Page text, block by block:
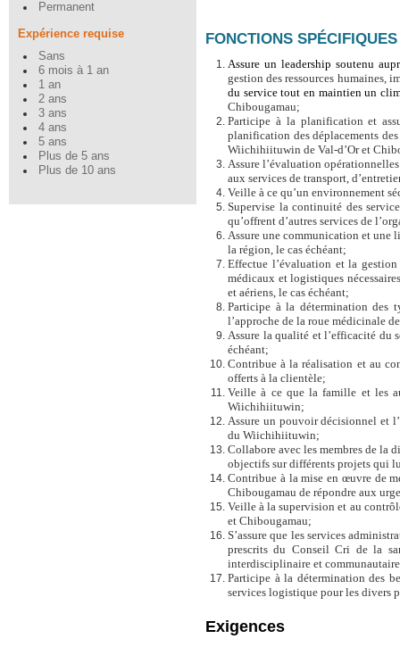
Permanent
Expérience requise
Sans
6 mois à 1 an
1 an
2 ans
3 ans
4 ans
5 ans
Plus de 5 ans
Plus de 10 ans
FONCTIONS SPÉCIFIQUES
Assure un leadership soutenu
gestion des ressources
du service tout en maintien un
Chibougamau;
Participe à la planification et
planification des déplacements
Wiichihiituwin de Val-d’Or et
Assure l’évaluation
aux services de transport,
Veille à ce qu’un environnement
Supervise la continuité des
qu’offrent d’autres services de
Assure une communication et une
la région, le cas échéant;
Effectue l’évaluation et la
médicaux et logistiques
et aériens, le cas échéant;
Participe à la détermination des
l’approche de la roue médicinale
Assure la qualité et l’efficacité du
échéant;
Contribue à la réalisation et au
offerts à la clientèle;
Veille à ce que la famille et les
Wiichihiituwin;
Assure un pouvoir décisionnel et
du Wiichihiituwin;
Collabore avec les membres de la
objectifs sur différents projets qui
Contribue à la mise en œuvre de
Chibougamau de répondre aux
Veille à la supervision et au
et Chibougamau;
S’assure que les services
prescrits du Conseil Cri de la
interdisciplinaire et
Participe à la détermination des
services logistique pour les divers
Exigences